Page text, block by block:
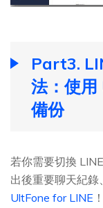
Part3.
法：使
備份
若你需要切換
出後重要聊天紀
UltFone for LINE